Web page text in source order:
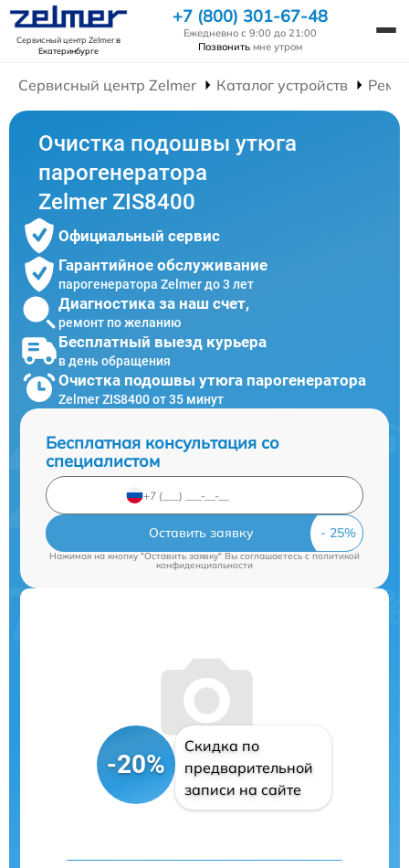
Сервисный центр Zelmerв
Екатеринбурге
+7 (800) 301-67-48
Ежедневно с 9:00 до 21:00
Позвонить мне утром
Сервисный центр Zelmer Каталог устройств
Очистка подошвы утюга
парогенератора
Zelmer ZIS8400
Официальный сервис
Гарантийное обслуживание
парогенератора Zelmer до 3 лет
Диагностика за наш счет,
ремонт по желанию
Бесплатный выезд курьера
в день обращения
Очистка подошвы утюга парогенератора
Zelmer ZIS8400 от 35 минут
Бесплатная консультация со
специалистом
Оставить заявку
Нажимая на кнопку "Оставить заявку" Вы соглашаетесь c политикой
конфиденциальности
-20%
Скидка по
предварительной
записи на сайте